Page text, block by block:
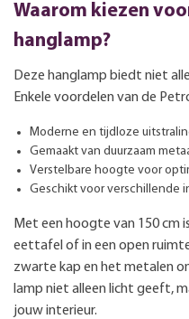
Waarom kiezen
hanglamp?
Deze hanglamp biedt niet
Enkele voordelen van de
Moderne en tijdloze
Gemaakt van duurzaam
Verstelbare hoogte voor
Geschikt voor verschillende
Met een hoogte van 150 cm
eettafel of in een open
zwarte kap en het metalen
lamp niet alleen licht geeft,
jouw interieur.